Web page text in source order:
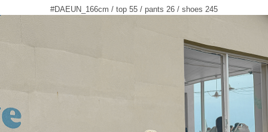
#DAEUN_166cm / top 55 / pants 26 / shoes 245